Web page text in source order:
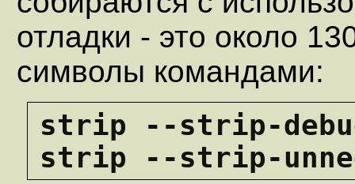
отладки - это около
символы командами:
strip --strip-
strip --strip-